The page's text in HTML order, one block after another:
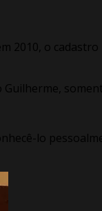
2010, o
lo